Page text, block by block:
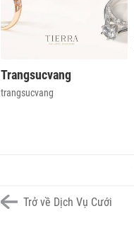
Trangsucvang
trangsucvang
Trở về Dịch Vụ Cưới